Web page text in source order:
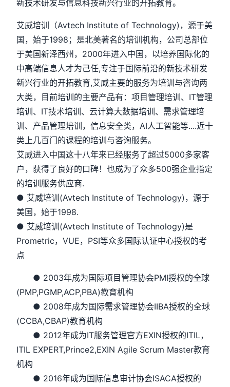
新技术研发与信息科技新兴行业的开拓教育。
艾威培训（Avtech Institute of Technology)，源于美
国，始于1998；是北美著名的培训机构，公司总部位
于美国新泽西州，2000年进入中国，以培养国际化的
中高端信息人才为己任,专注于国际前沿的新技术研发
新兴行业的开拓教育,艾威主要的服务为培训与咨询两
大类，目前培训的主要产品有：项目管理培训、IT管理
培训、IT技术培训、云计算大数据培训、需求管理培
训、产品管理培训，信息安全类，AI人工智能等....近十
类上几百门的课程的培训与咨询服务。
艾威进入中国这十八年来已经服务了超过5000多家客
户，获得了良好的口碑！也成为了众多500强企业指定
的培训服务供应商.
● 艾威培训(Avtech Institute of Technology)，源于
美国，始于1998.
● 艾威培训(Avtech Institute of Technology)是
Prometric，VUE，PSI等众多国际认证中心授权的考
点
● 2003年成为国际项目管理协会PMI授权的全球
(PMP,PGMP,ACP,PBA)教育机构
● 2008年成为国际需求管理协会IIBA授权的全球
(CCBA,CBAP)教育机构
● 2012年成为IT服务管理官方EXIN授权的ITIL，
ITIL EXPERT,Prince2,EXIN Agile Scrum Master教育
机构
● 2016年成为国际信息审计协会ISACA授权的